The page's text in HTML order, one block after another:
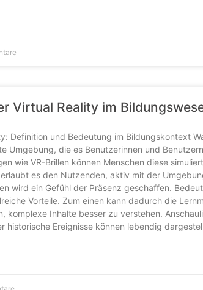
Virtual Reality im
Definition und Bedeutung im Bildungskontext
Umgebung, die es Benutzerinnen und
wie VR-Brillen können Menschen diese
es den Nutzenden, aktiv mit der
wird ein Gefühl der Präsenz geschaffen.
Vorteile. Zum einen kann dadurch die
komplexe Inhalte besser zu verstehen.
historische Ereignisse können lebendig